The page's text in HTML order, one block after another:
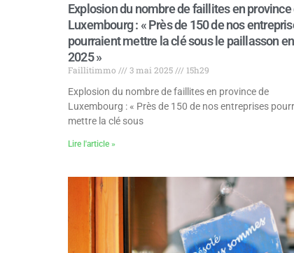
Explosion du nombre de faillites en province
Luxembourg : « Près de 150 de nos
pourraient mettre la clé sous le paillasson en
2025 »
Faillitimmo 3 mai 2025
15h29
Explosion du nombre de faillites en province de
Luxembourg : « Près de 150 de nos entreprises
mettre la clé sous
Lire l'article »